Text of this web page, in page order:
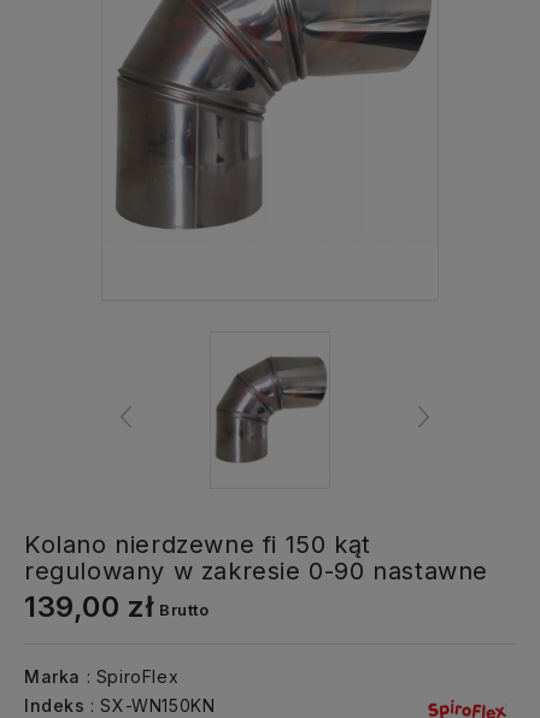
Kolano nierdzewne fi 150 kąt
regulowany w zakresie 0-90 nastawne
139,00 zł Brutto
Marka : SpiroFlex
Indeks : SX-WN150KN